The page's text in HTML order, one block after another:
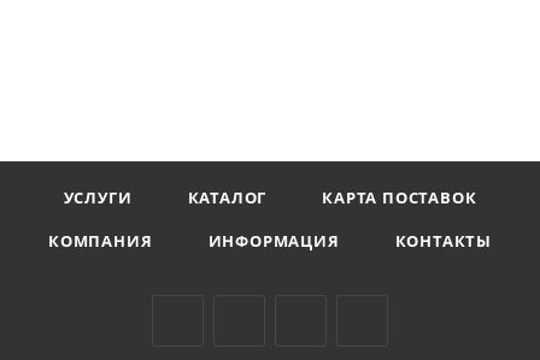
УСЛУГИ КАТАЛОГ
КАРТА ПОСТАВОК
КОМПАНИЯ
ИНФОРМАЦИЯ КОНТАКТЫ